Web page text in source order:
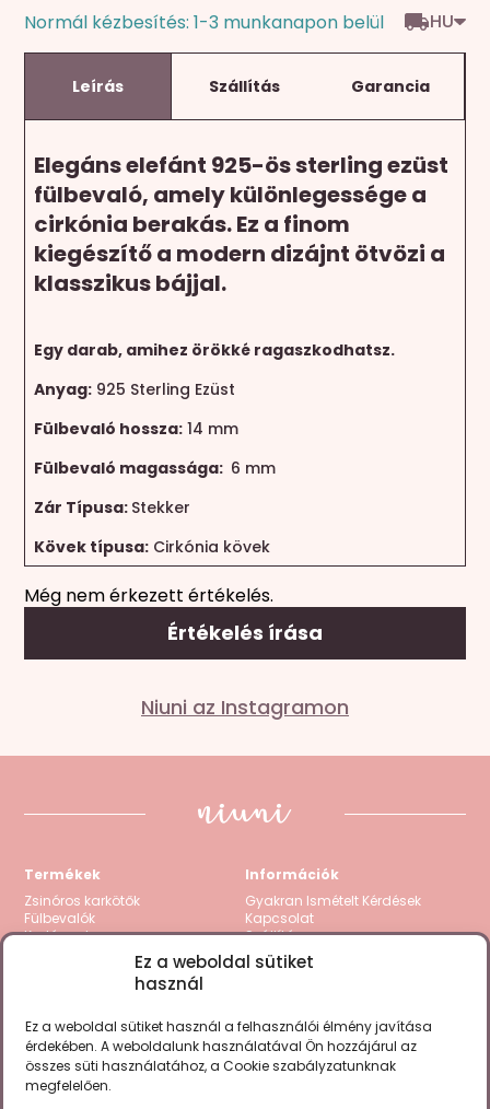
Ez a weboldal sütiket
használ
Ez a weboldal sütiket használ a felhasználói élmény javítása
érdekében. A weboldalunk használatával Ön hozzájárul az
összes süti használatához, a Cookie szabályzatunknak
megfelelően.
Normál kézbesítés: 1-3 munkanapon belül HU
Leírás Szállítás Garancia
Elegáns elefánt 925-ös sterling ezüst
fülbevaló, amely különlegessége a
cirkónia berakás. Ez a finom
kiegészítő a modern dizájnt ötvözi a
klasszikus bájjal.
Egy darab, amihez örökké ragaszkodhatsz.
Anyag: 925 Sterling Ezüst
Fülbevaló hossza: 14 mm
Fülbevaló magassága: 6 mm
Zár Típusa: Stekker
Kövek típusa: Cirkónia kövek
Még nem érkezett értékelés.
Értékelés írása
Az e-mail címet nem tesszük közzé.
1 / 5 csillag2 / 5 csillag3 / 5 csillag 4 / 5 csillag5
Értékelésed
Niuni az Instagramon
Termékek
Zsinóros karkötők
Fülbevalók
Karláncok
Gravírozható termékek
Információk
Gyakran Ismételt Kérdések
Kapcsolat
Szállítás
Visszatérítés / Garancia
Fizetési módok
Adatkezelési tájékoztató
Cookie Policy (EU)
Megtalálsz minket a fontosabb